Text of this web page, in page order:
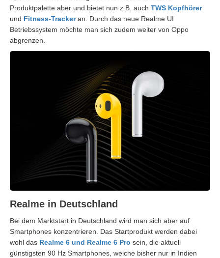
Produktpalette aber und bietet nun z.B. auch TWS Kopfhörer
und Fitness-Trackeran. Durch das neue Realme UI
Betriebssystem möchte man sich zudem weiter von Oppo
abgrenzen.
Realme in Deutschland
Bei dem Marktstart in Deutschland wird man sich aber auf
Smartphones konzentrieren. Das Startprodukt werden dabei
wohl das Realme 6 und Realme 6 Pro sein, die aktuell
günstigsten 90 Hz Smartphones, welche bisher nur in Indien